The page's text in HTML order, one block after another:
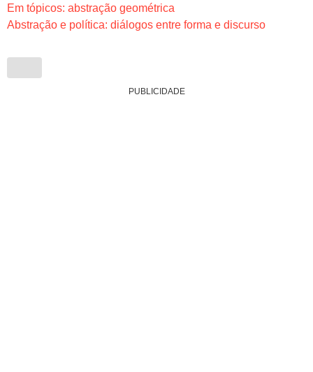
Em tópicos: abstração geométrica
Abstração e política: diálogos entre forma e discurso
PUBLICIDADE